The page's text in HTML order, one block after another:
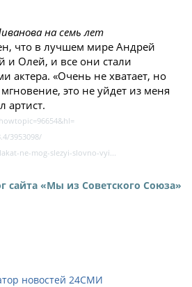
на семь лет
что в лучшем мире Андрей
и Олей, и все они стали
актера. «Очень не хватает, но
это не уйдет из меня
артист.
3953098/
ne-mog-slezyi-slovno-vyi...
сайта «Мы из Советского Союза»
новостей 24СМИ